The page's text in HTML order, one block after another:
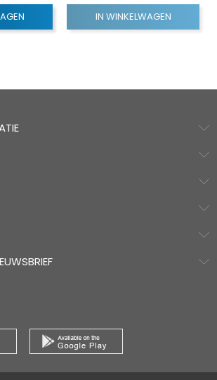
IN WINKELWAGEN